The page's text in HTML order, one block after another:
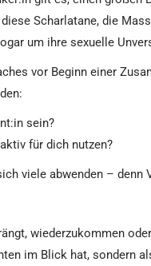
Scharlatane, die
um ihre sexuelle
vor Beginn einer
sein?
für dich nutzen?
viele abwenden – denn
wiederzukommen
im Blick hat, sondern